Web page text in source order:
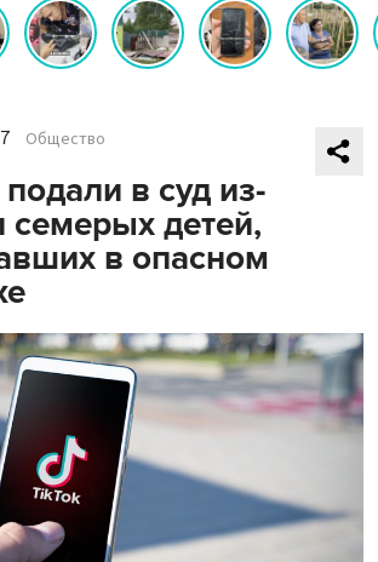
Общество
в суд из-
семерых детей,
в опасном